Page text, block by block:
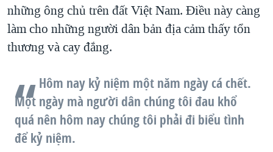
những ông chủ trên đất Việt Nam. Điều này càng
làm cho những người dân bản địa cảm thấy tổn
thương và cay đắng.
Hôm nay kỷ niệm một năm ngày cá chết.
Một ngày mà người dân chúng tôi đau khổ
quá nên hôm nay chúng tôi phải đi biểu tình
để kỷ niệm.